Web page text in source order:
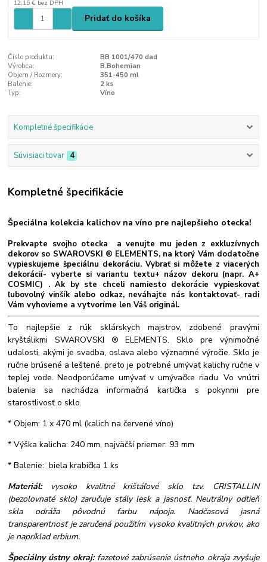
12,15 € bez DPH
Pridať do košíka
Číslo produktu:
BB 1001/470 dad
Výrobca:
B.Bohemian
Objem / Rozmery:
351-450 ml
Balenie:
2 ks
Typ:
Víno
Kompletné špecifikácie
Súvisiaci tovar 4
Kompletné špecifikácie
Špeciálna kolekcia kalichov na víno pre najlepšieho otecka!
Prekvapte svojho otecka a venujte mu jeden z exkluzívnych
dekorov so SWAROVSKI ® ELEMENTS, na ktorý Vám dodatočne
vypieskujeme špeciálnu dekoráciu. Vybrať si môžete z viacerých
dekorácií- vyberte si variantu textu+ názov dekoru (napr. A+
COSMIC) . Ak by ste chceli namiesto dekorácie vypieskovať
ľubovolný vinšík alebo odkaz, neváhajte nás kontaktovať- radi
Vám vyhovieme a vytvoríme len Váš originál.
To najlepšie z rúk sklárskych majstrov, zdobené pravými
kryštálikmi SWAROVSKI ® ELEMENTS. Sklo pre výnimočné
udalosti, akými je svadba, oslava alebo významné výročie. Sklo je
ručne brúsené a leštené, preto je potrebné umývať kalichy ručne v
teplej vode. Neodporúčame umývať v umývačke riadu. Vo vnútri
balenia sa nachádza informačná kartička s pokynmi pre
starostlivosť o sklo.
* Objem: 1 x 470 ml (kalich na červené víno)
* Výška kalicha: 240 mm, najväčší priemer: 93 mm
* Balenie: biela krabička 1 ks
Materiál:
vysoko kvalitné krištáľové sklo tzv. CRISTALLIN
(bezolovnaté sklo) zaručuje stály lesk a jasnosť. Neutrálny odtieň
skla odráža pôvodnú farbu nápoja. Nadčasová jasná
transparentnosť je zaručená použitím vysoko kvalitných prvkov, ako
je napríklad erbium.
Špeciálny ústny okraj: fazetové zabrúsenie ústneho okraja zvyšuje